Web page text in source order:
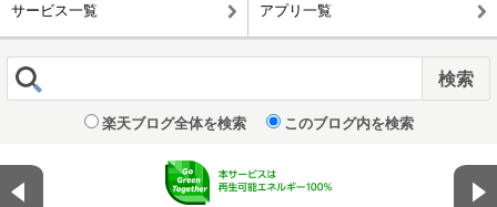
サービス一覧 アプリ一覧
楽天ブログ全体を検索 このブログ内を検索